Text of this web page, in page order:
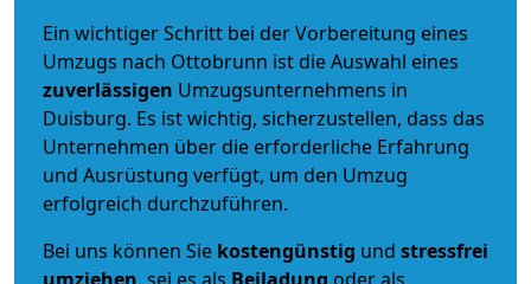
Ein wichtiger Schritt bei der Vorbereitung eines
Umzugs nach Ottobrunn ist die Auswahl eines
zuverlässigen Umzugsunternehmens in
Duisburg. Es ist wichtig, sicherzustellen, dass das
Unternehmen über die erforderliche Erfahrung
und Ausrüstung verfügt, um den Umzug
erfolgreich durchzuführen.
Bei uns können Sie kostengünstig und stressfrei